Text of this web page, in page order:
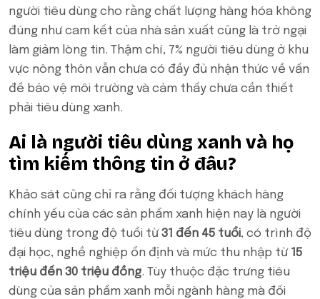
người tiêu dùng cho rằng chất lượng hàng hóa không
đúng như cam kết của nhà sản xuất cũng là trở ngại
làm giảm lòng tin. Thậm chí, 7% người tiêu dùng ở khu
vực nông thôn vẫn chưa có đầy đủ nhận thức về vấn
đề bảo vệ môi trường và cảm thấy chưa cần thiết
phải tiêu dùng xanh.
Ai là người tiêu dùng xanh và họ
tìm kiếm thông tin ở đâu?
Khảo sát cũng chỉ ra rằng đối tượng khách hàng
chính yếu của các sản phẩm xanh hiện nay là người
tiêu dùng trong độ tuổi từ31 đến 45 tuổi, có trình độ
đại học, nghề nghiệp ổn định và mức thu nhập từ 15
triệu đến 30 triệu đồng. Tùy thuộc đặc trưng tiêu
dùng của sản phẩm xanh mỗi ngành hàng mà đối